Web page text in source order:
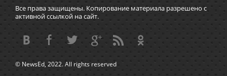
Все права защищены. Копирование материала разрешено с
активной ссылкой на сайт.
© NewsEd, 2022. All rights reserved